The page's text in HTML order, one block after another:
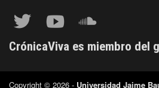
CrónicaViva es miembro del
Copyright © 2026 - Universidad Jaime